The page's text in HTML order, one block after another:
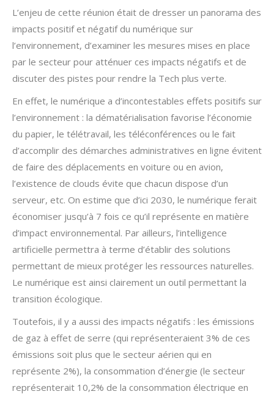
L’enjeu de cette réunion était de dresser un panorama des
impacts positif et négatif du numérique sur
l’environnement, d’examiner les mesures mises en place
par le secteur pour atténuer ces impacts négatifs et de
discuter des pistes pour rendre la Tech plus verte.
En effet, le numérique a d’incontestables effets positifs sur
l’environnement : la dématérialisation favorise l’économie
du papier, le télétravail, les téléconférences ou le fait
d’accomplir des démarches administratives en ligne évitent
de faire des déplacements en voiture ou en avion,
l’existence de clouds évite que chacun dispose d’un
serveur, etc. On estime que d’ici 2030, le numérique ferait
économiser jusqu’à 7 fois ce qu’il représente en matière
d’impact environnemental. Par ailleurs, l’intelligence
artificielle permettra à terme d’établir des solutions
permettant de mieux protéger les ressources naturelles.
Le numérique est ainsi clairement un outil permettant la
transition écologique.
Toutefois, il y a aussi des impacts négatifs : les émissions
de gaz à effet de serre (qui représenteraient 3% de ces
émissions soit plus que le secteur aérien qui en
représente 2%), la consommation d’énergie (le secteur
représenterait 10,2% de la consommation électrique en